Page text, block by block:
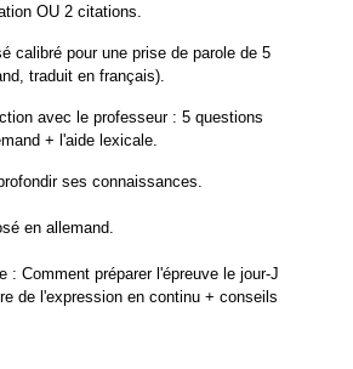
OU 2 citations.
calibré pour une prise de parole de 5
traduit en français).
avec le professeur : 5 questions
+ l'aide lexicale.
ses connaissances.
en allemand.
: Comment préparer l'épreuve le jour-J
de l'expression en continu + conseils